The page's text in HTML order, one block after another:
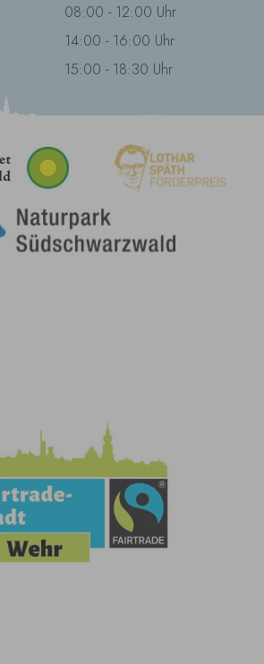
08:00 - 12:00 Uhr
14:00 - 16:00 Uhr
15:00 - 18:30 Uhr